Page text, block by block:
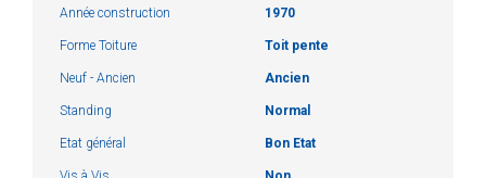
Année construction 1970
Forme Toiture Toit pente
Neuf - Ancien Ancien
Standing Normal
Etat général Bon Etat